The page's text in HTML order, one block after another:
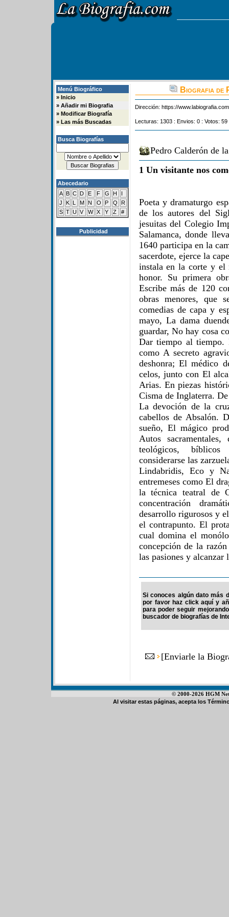
Menú Biográfico
» Inicio
» Añadir mi Biografia
» Modificar Biografía
» Las más Buscadas
Busca Biografías
Abecedario
A B C D E F G H
I
J
K L M N O P Q
R
S T U V W X Y Z #
Publicidad
Biografia de
Dirección: https://
Lecturas: 1303 : Envios: 0 : Votos:
Pedro Calderón de
1 Un visitante nos
Poeta y dramaturgo
de los autores del
jesuitas del Colegio
Salamanca, donde
1640 participa en la
sacerdote, ejerce la
instala en la corte y
honor. Su primera
Escribe más de 120
obras menores, que
comedias de capa y
mayo, La dama
guardar, No hay cosa
Dar tiempo al tiempo.
como A secreto
deshonra; El médico
celos, junto con El
Arias. En piezas
Cisma de Inglaterra.
La devoción de la
cabellos de Absalón.
sueño, El mágico
Autos
teológicos,
considerarse las
Lindabridis, Eco y
entremeses como El
la técnica teatral de
concentración
desarrollo rigurosos y
el contrapunto. El
cual domina el
concepción de la
las pasiones y alcanzar
Si conoces algún dato más
por favor haz click aquí y
para poder seguir
buscador de biografías de
[Enviarle la
© 2000-2026 HGM
Al visitar estas páginas, acepta los